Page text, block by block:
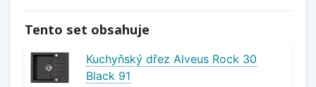
Tento set obsahuje
Kuchyňský dřez Alveus Rock 30
Black 91